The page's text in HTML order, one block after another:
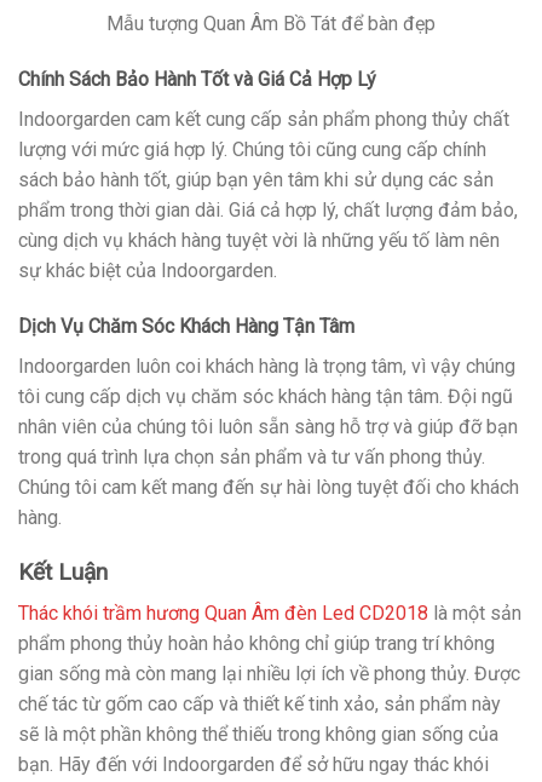
Mẫu tượng Quan Âm Bồ Tát để bàn đẹp
Chính Sách Bảo Hành Tốt và Giá Cả Hợp Lý
Indoorgarden cam kết cung cấp sản phẩm phong thủy chất
lượng với mức giá hợp lý. Chúng tôi cũng cung cấp chính
sách bảo hành tốt, giúp bạn yên tâm khi sử dụng các sản
phẩm trong thời gian dài. Giá cả hợp lý, chất lượng đảm bảo,
cùng dịch vụ khách hàng tuyệt vời là những yếu tố làm nên
sự khác biệt của Indoorgarden.
Dịch Vụ Chăm Sóc Khách Hàng Tận Tâm
Indoorgarden luôn coi khách hàng là trọng tâm, vì vậy chúng
tôi cung cấp dịch vụ chăm sóc khách hàng tận tâm. Đội ngũ
nhân viên của chúng tôi luôn sẵn sàng hỗ trợ và giúp đỡ bạn
trong quá trình lựa chọn sản phẩm và tư vấn phong thủy.
Chúng tôi cam kết mang đến sự hài lòng tuyệt đối cho khách
hàng.
Kết Luận
Thác khói trầm hương Quan Âm đèn Led CD2018 là một sản
phẩm phong thủy hoàn hảo không chỉ giúp trang trí không
gian sống mà còn mang lại nhiều lợi ích về phong thủy. Được
chế tác từ gốm cao cấp và thiết kế tinh xảo, sản phẩm này
sẽ là một phần không thể thiếu trong không gian sống của
bạn. Hãy đến với Indoorgarden để sở hữu ngay thác khói